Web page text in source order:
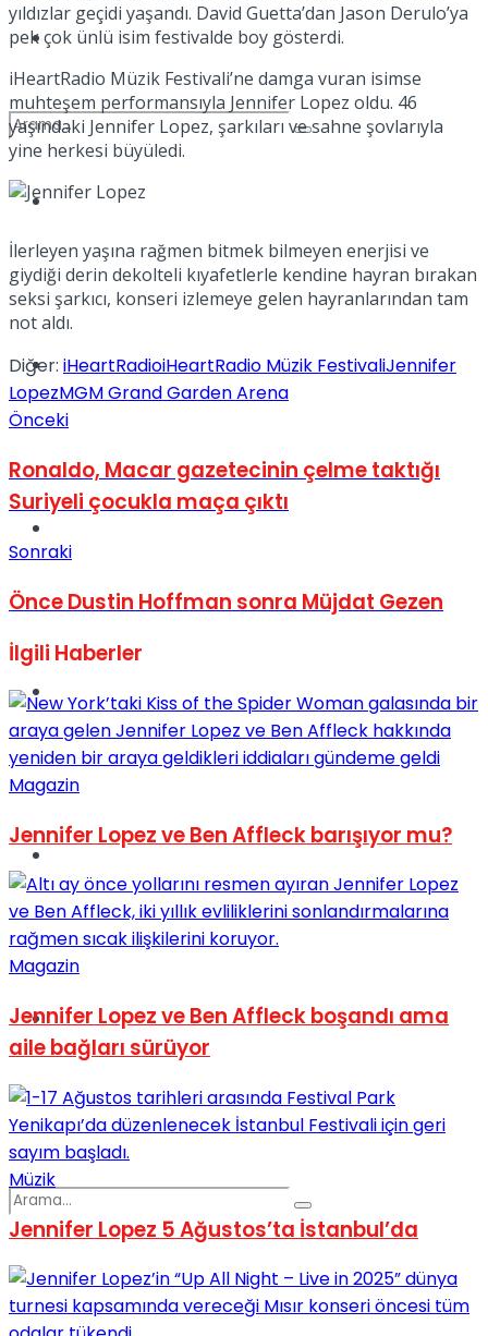
Dünya
Türkiye
Müzik
Tatil
Podcast
View All Result
yıldızlar geçidi yaşandı. David Guetta’dan Jason Derulo’ya
pek çok ünlü isim festivalde boy gösterdi.
iHeartRadio Müzik Festivali’ne damga vuran isimse
muhteşem performansıyla Jennifer Lopez oldu. 46
yaşındaki Jennifer Lopez, şarkıları ve sahne şovlarıyla
yine herkesi büyüledi.
İlerleyen yaşına rağmen bitmek bilmeyen enerjisi ve
giydiği derin dekolteli kıyafetlerle kendine hayran bırakan
seksi şarkıcı, konseri izlemeye gelen hayranlarından tam
not aldı.
Diğer: iHeartRadioiHeartRadio Müzik FestivaliJennifer
LopezMGM Grand Garden Arena
Önceki
Ronaldo, Macar gazetecinin çelme taktığı
Suriyeli çocukla maça çıktı
Sonraki
Önce Dustin Hoffman sonra Müjdat Gezen
İlgili Haberler
Magazin
Jennifer Lopez ve Ben Affleck barışıyor mu?
Magazin
Jennifer Lopez ve Ben Affleck boşandı ama
aile bağları sürüyor
Müzik
Jennifer Lopez 5 Ağustos’ta İstanbul’da